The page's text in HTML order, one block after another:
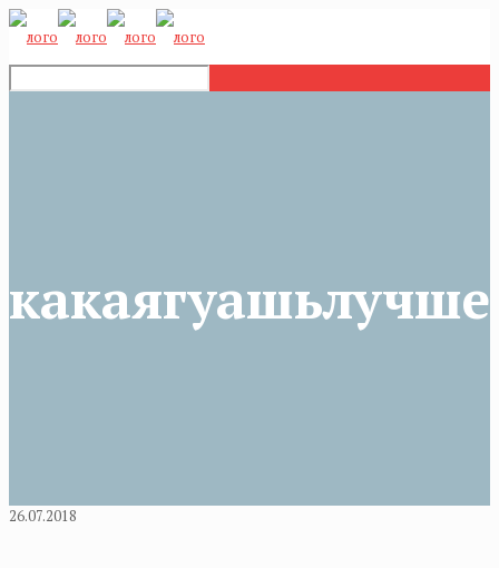
какаягуашьлучше
26.07.2018